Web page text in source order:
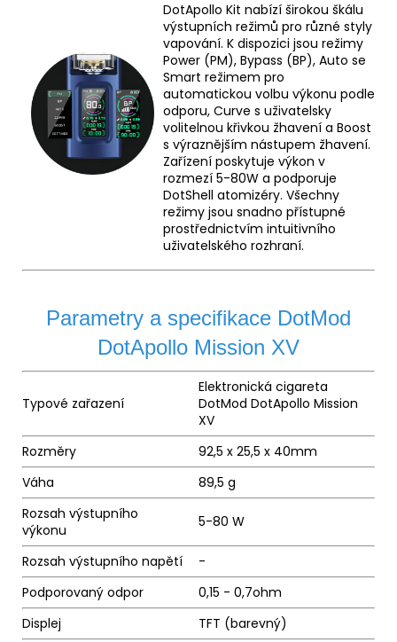
DotApollo Kit nabízí širokou škálu
výstupních režimů pro různé styly
vapování. K dispozici jsou režimy
Power (PM), Bypass (BP), Auto se
Smart režimem pro
automatickou volbu výkonu podle
odporu, Curve s uživatelsky
volitelnou křivkou žhavení a Boost
s výraznějším nástupem žhavení.
Zařízení poskytuje výkon v
rozmezí 5-80W a podporuje
DotShell atomizéry. Všechny
režimy jsou snadno přístupné
prostřednictvím intuitivního
uživatelského rozhraní.
Parametry a specifikace DotMod
DotApollo Mission XV
Typové zařazení
Elektronická cigareta
DotMod DotApollo Mission
XV
Rozměry
92,5 x 25,5 x 40mm
Váha
89,5 g
Rozsah výstupního
výkonu
5-80 W
Rozsah výstupního napětí
-
Podporovaný odpor
0,15 - 0,7ohm
Displej
TFT (barevný)